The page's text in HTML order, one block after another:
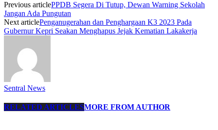
Previous articlePPDB Segera Di Tutup, Dewan Warning Sekolah
Jangan Ada Pungutan
Next articlePenganugerahan dan Penghargaan K3 2023 Pada
Gubernur Kepri Seakan Menghapus Jejak Kematian Lakakerja
Sentral News
RELATED ARTICLESMORE FROM AUTHOR